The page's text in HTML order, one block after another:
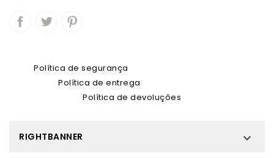
Política de segurança
Política de entrega
Política de devoluções
RIGHTBANNER 